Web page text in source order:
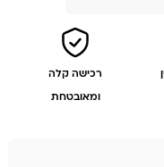
רכישה קלה
ומאובטחת